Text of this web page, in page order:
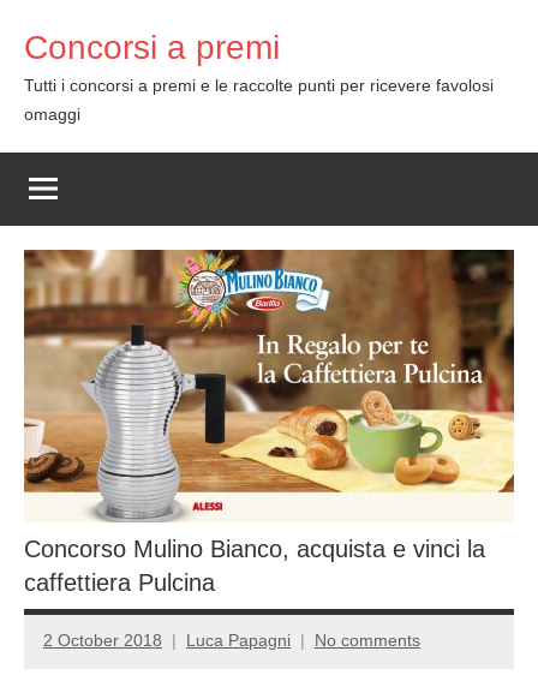
content
Concorsi a premi
Tutti i concorsi a premi e le raccolte punti per ricevere favolosi
omaggi
Concorso Mulino Bianco, acquista e vinci la
caffettiera Pulcina
2 October 2018 Luca Papagni No comments